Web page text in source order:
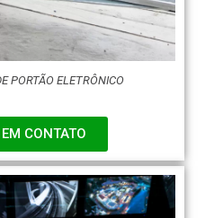
PORTÃO ELETRÔNICO
CONTATO